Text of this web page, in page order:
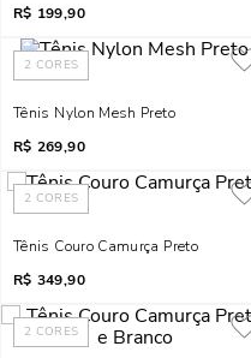
R$ 199,90
2 CORES
Tênis Nylon Mesh Preto
R$ 269,90
2 CORES
Tênis Couro Camurça Preto
R$ 349,90
2 CORES